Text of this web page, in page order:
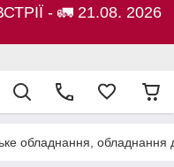
- 🚛 21.08. 2026
обладнання, обладнання